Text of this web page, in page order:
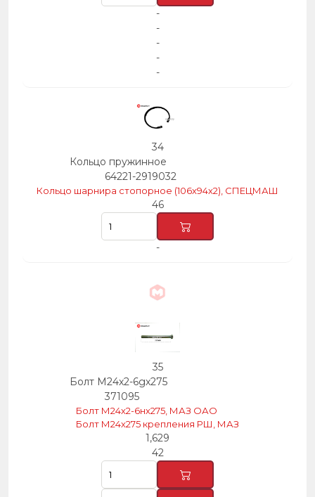
-
-
-
-
-
34
Кольцо пружинное
64221-2919032
Кольцо шарнира стопорное (106х94х2), СПЕЦМАШ
46
-
35
Болт М24х2-6gх275
371095
Болт М24х2-6нх275, МАЗ ОАО
Болт М24х275 крепления РШ, МАЗ
1,629
42